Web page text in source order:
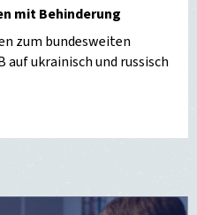
mit Behinderung
zum bundesweiten
auf ukrainisch und russisch